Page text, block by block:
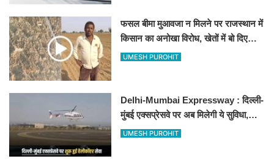
फसल बीमा मुआवजा न मिलने पर राजस्थान में
किसान का अनोखा विरोध, खेतों में बो दिए
500-500 रुपए के नोट, वीडियो वायरल
UMESH PUROHIT
Delhi-Mumbai Expressway : दिल्ली-
मुंबई एक्सप्रेसवे पर अब मिलेगी ये सुविधा,
हेलीकॉप्टर सर्विस से तुरंत घायल पहुंचेगा
UMESH PUROHIT